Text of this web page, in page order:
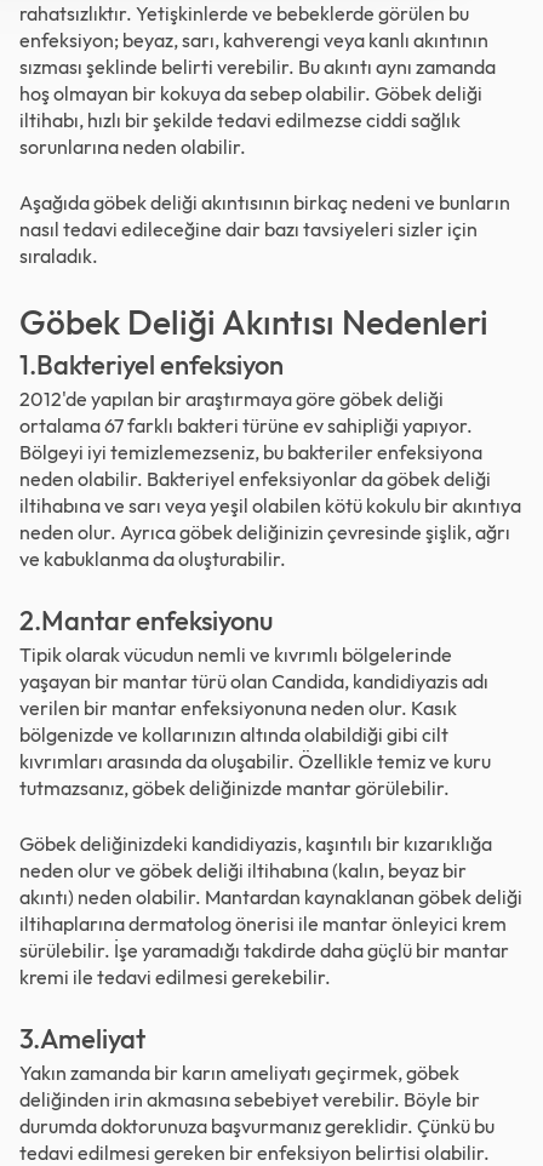
rahatsızlıktır. Yetişkinlerde ve bebeklerde görülen bu
enfeksiyon; beyaz, sarı, kahverengi veya kanlı akıntının
sızması şeklinde belirti verebilir. Bu akıntı aynı zamanda
hoş olmayan bir kokuya da sebep olabilir. Göbek deliği
iltihabı, hızlı bir şekilde tedavi edilmezse ciddi sağlık
sorunlarına neden olabilir.
Aşağıda göbek deliği akıntısının birkaç nedeni ve bunların
nasıl tedavi edileceğine dair bazı tavsiyeleri sizler için
sıraladık.
Göbek Deliği Akıntısı Nedenleri
1.Bakteriyel enfeksiyon
2012'de yapılan bir araştırmaya göre göbek deliği
ortalama 67 farklı bakteri türüne ev sahipliği yapıyor.
Bölgeyi iyi temizlemezseniz, bu bakteriler enfeksiyona
neden olabilir. Bakteriyel enfeksiyonlar da göbek deliği
iltihabına ve sarı veya yeşil olabilen kötü kokulu bir akıntıya
neden olur. Ayrıca göbek deliğinizin çevresinde şişlik, ağrı
ve kabuklanma da oluşturabilir.
2.Mantar enfeksiyonu
Tipik olarak vücudun nemli ve kıvrımlı bölgelerinde
yaşayan bir mantar türü olan Candida, kandidiyazis adı
verilen bir mantar enfeksiyonuna neden olur. Kasık
bölgenizde ve kollarınızın altında olabildiği gibi cilt
kıvrımları arasında da oluşabilir. Özellikle temiz ve kuru
tutmazsanız, göbek deliğinizde mantar görülebilir.
Göbek deliğinizdeki kandidiyazis, kaşıntılı bir kızarıklığa
neden olur ve göbek deliği iltihabına (kalın, beyaz bir
akıntı) neden olabilir. Mantardan kaynaklanan göbek deliği
iltihaplarına dermatolog önerisi ile mantar önleyici krem
sürülebilir. İşe yaramadığı takdirde daha güçlü bir mantar
kremi ile tedavi edilmesi gerekebilir.
3.Ameliyat
Yakın zamanda bir karın ameliyatı geçirmek, göbek
deliğinden irin akmasına sebebiyet verebilir. Böyle bir
durumda doktorunuza başvurmanız gereklidir. Çünkü bu
tedavi edilmesi gereken bir enfeksiyon belirtisi olabilir.